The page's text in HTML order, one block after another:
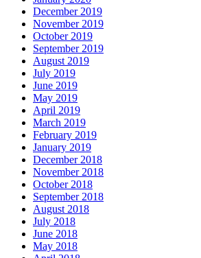
December 2019
November 2019
October 2019
September 2019
August 2019
July 2019
June 2019
May 2019
April 2019
March 2019
February 2019
January 2019
December 2018
November 2018
October 2018
September 2018
August 2018
July 2018
June 2018
May 2018